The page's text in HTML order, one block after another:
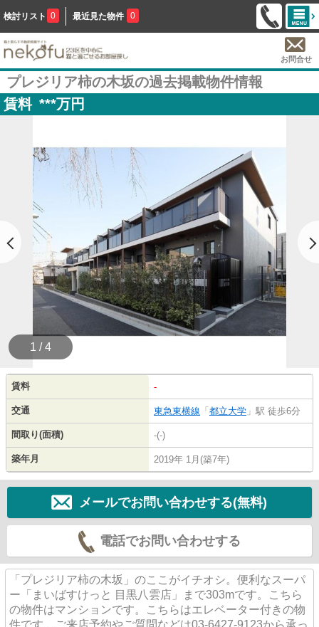
検討リスト 0 最近見た物件 0
お問合せ
プレジリア柿の木坂の過去掲載物件情報
賃料 ***万円
1 / 4
賃料 -
交通 東急東横線 「 都立大学 」駅 徒歩6分
間取り(面積) -(-)
築年月 2019年 1月(築7年)
メールでお問い合わせする(無料)
電話でお問い合わせする
「プレジリア柿の木坂」のここがイチオシ。便利なスーパ
ー「まいばすけっと 目黒八雲店」まで303mです。こちら
の物件はマンションです。こちらはエレベーター付きの物